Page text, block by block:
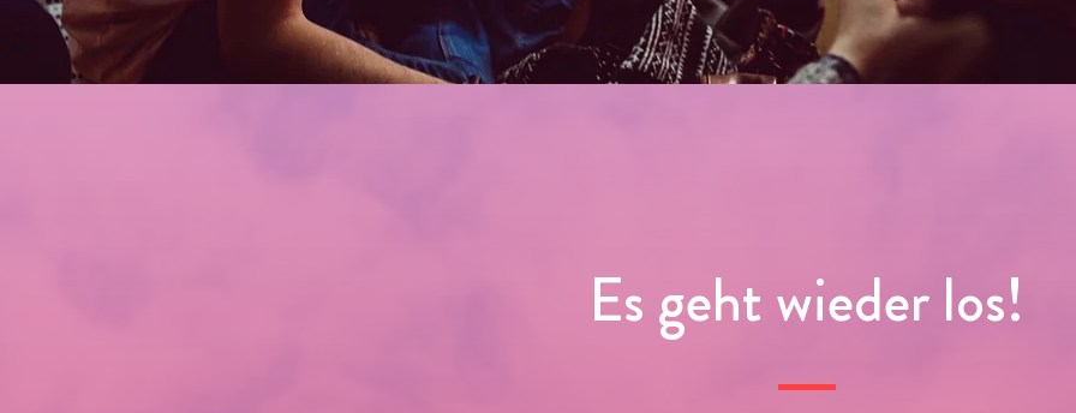
Es geht wieder los!